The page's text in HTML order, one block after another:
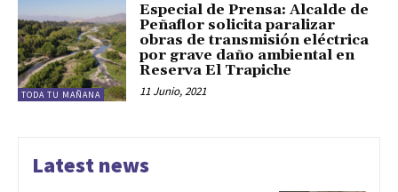
TODA TU MAÑANA
Especial de Prensa: Alcalde de
Peñaflor solicita paralizar
obras de transmisión eléctrica
por grave daño ambiental en
Reserva El Trapiche
11 Junio, 2021
Latest news